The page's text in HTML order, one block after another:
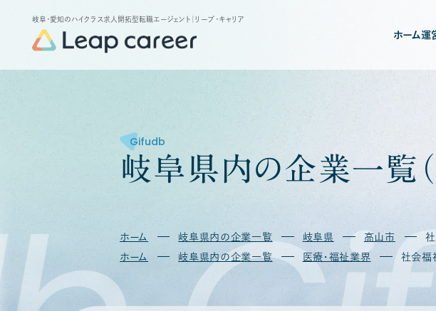
岐阜・愛知のハイクラス求人開拓型転職エージェント ｜リープ・キャリア
ホーム運
Gifudb
岐阜 県内の企業一覧 （
ホーム 岐阜県内の企業一覧 岐阜県 高山市
ホーム
岐阜県内の企業一覧 医療・福祉業界 社会福